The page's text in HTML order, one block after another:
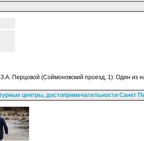
Перцовой (Соймоновский проезд, 1). Один из
центры, достопримечательности Санкт